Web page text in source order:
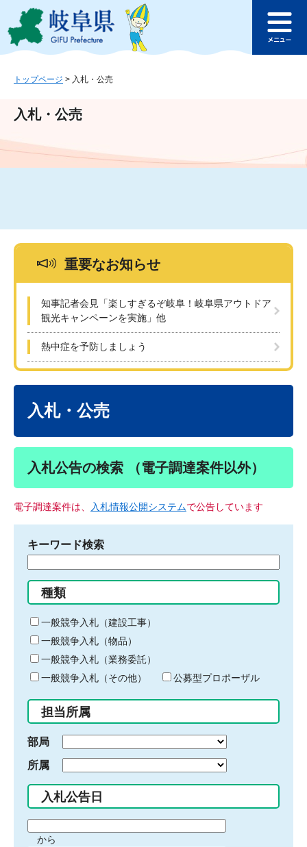
ジ
ュ
文
このページの本文へ
ュ
トップページ > 入札・公売
入札・公売
重要なお知らせ
知事記者会見「楽しすぎるぞ岐阜！岐阜県アウトドア
観光キャンペーンを実施」他
熱中症を予防しましょう
入札・公売
入札公告の検索 （電子調達案件以外）
電子調達案件は、 入札情報公開システムで公告しています
キーワード検索
る
キ
ー
ワ
ー
ド
入
力
種類
一般競争入札（建設工事）
一般競争入札（物品）
一般競争入札（業務委託）
一般競争入札（その他）
公募型プロポーザル
担当所属
部局
所属
入札公告日
間から